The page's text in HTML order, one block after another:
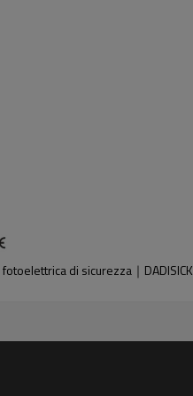
di sicurezza｜DADISICK